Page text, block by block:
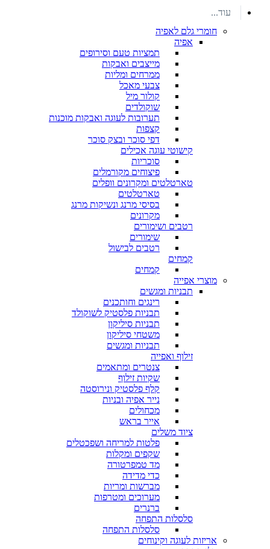
עוד...
חומרי גלם לאפיה
אפיה
תמציות טעם וסירופים
מייצבים ואבקות
ממרחים ומליות
צבעי מאכל
קולור מיל
שוקולדים
תערובות לעוגה ואבקות מוכנות
קצפות
דפי סוכר ובצק סוכר
קישוטי עוגה אכילים
סוכריות
פיצוחים מקורמלים
טארטלטים ומקרונים וופלים
טארטלטים
בסיסי מרנג ונשיקות מרנג
מקרונים
רטבים ושימורים
שימורים
רטבים לבישול
קמחים
קמחים
מוצרי אפייה
תבניות ומגשים
רינגים וחותכנים
תבניות פלסטיק לשוקולד
תבניות סיליקון
משטחי סיליקון
תבניות ומגשים
זילוף ואפייה
צנטרים ומתאמים
שקיות זילוף
קלף פלסטיק ונירוסטה
נייר אפיה ובניות
מכחולים
אייר בראש
ציוד משלים
פלטות למריחה ושפכטלים
שקפים ומקלות
מד טמפרטורה
כדי מדידה
מברשות ומריות
מערוכים ומטרפות
ברנרים
סלסלות התפחה
סלסלות התפחה
אריזות לעוגה וקינוחים